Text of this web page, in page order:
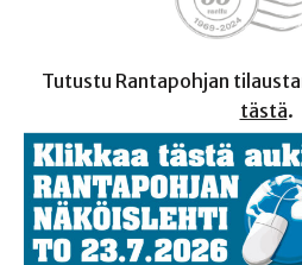
Tutustu Rantapohjan
tästä.